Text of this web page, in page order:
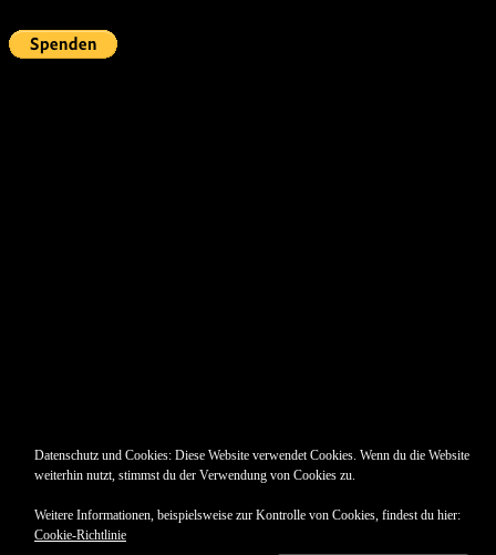
Datenschutz und Cookies: Diese Website verwendet Cookies. Wenn du die Website
weiterhin nutzt, stimmst du der Verwendung von Cookies zu.
Weitere Informationen, beispielsweise zur Kontrolle von Cookies, findest du hier:
Cookie-Richtlinie